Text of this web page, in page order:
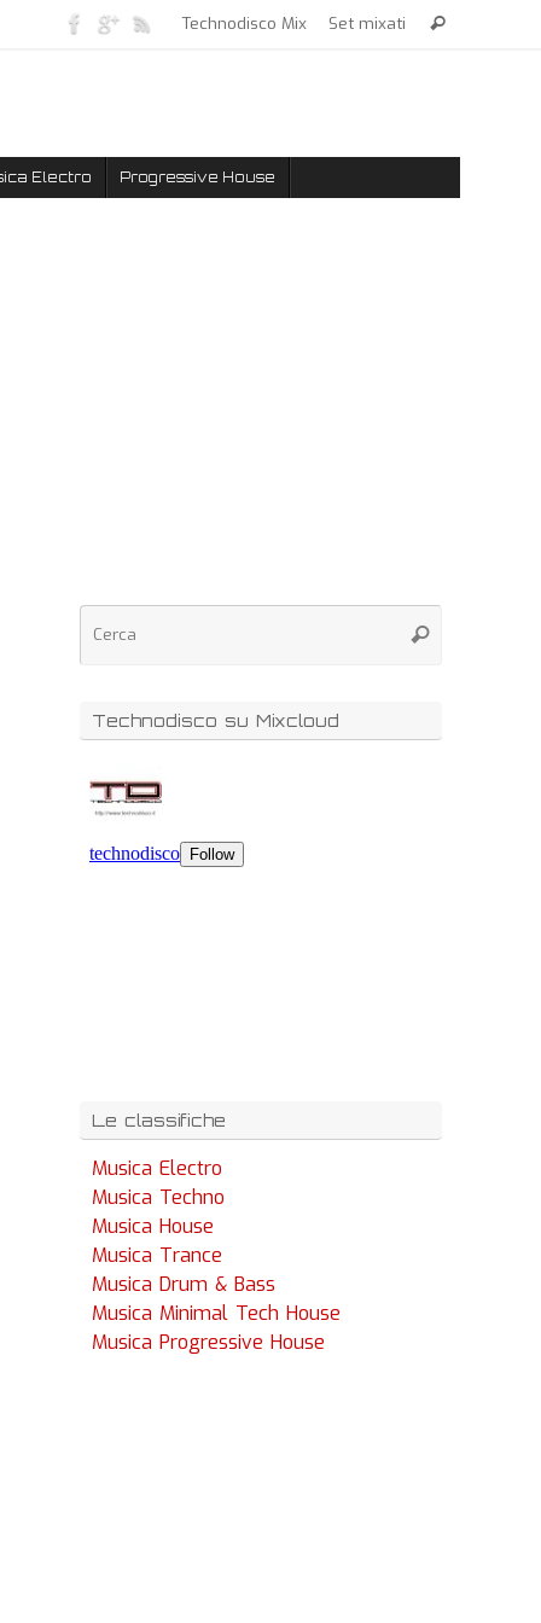
Technodisco Mix Set mixati
Electro Progressive House
Technodisco su Mixcloud
Le classifiche
Musica Electro
Musica Techno
Musica House
Musica Trance
Musica Drum & Bass
Musica Minimal Tech House
Musica Progressive House